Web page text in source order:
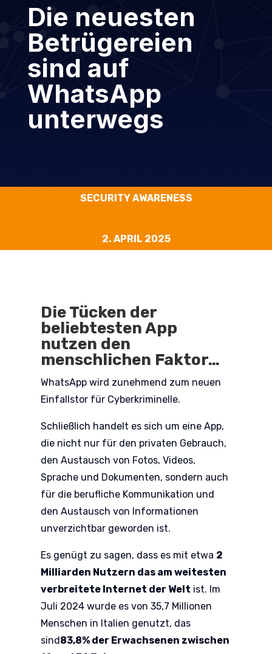
Die neuesten
Betrügereien
sind auf
WhatsApp
unterwegs
SECURITY AWARENESS
2. APRIL 2025
Die Tücken der
beliebtesten App
nutzen den
menschlichen Faktor…
WhatsApp wird zunehmend zum neuen
Einfallstor für Cyberkriminelle.
Schließlich handelt es sich um eine App,
die nicht nur für den privaten Gebrauch,
den Austausch von Fotos, Videos,
Sprache und Dokumenten, sondern auch
für die berufliche Kommunikation und
den Austausch von Informationen
unverzichtbar geworden ist.
Es genügt zu sagen, dass es mit etwa 2
Milliarden Nutzern das am weitesten
verbreitete Internet der Welt ist. Im
Juli 2024 wurde es von 35,7 Millionen
Menschen in Italien genutzt, das
sind 83,8% der Erwachsenen zwischen